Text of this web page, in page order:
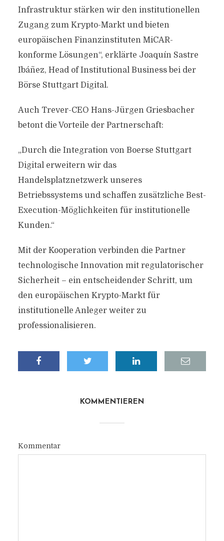
Infrastruktur stärken wir den institutionellen
Zugang zum Krypto-Markt und bieten
europäischen Finanzinstituten MiCAR-
konforme Lösungen“, erklärte Joaquín Sastre
Ibáñez, Head of Institutional Business bei der
Börse Stuttgart Digital.
Auch Trever-CEO Hans-Jürgen Griesbacher
betont die Vorteile der Partnerschaft:
„Durch die Integration von Boerse Stuttgart
Digital erweitern wir das
Handelsplatznetzwerk unseres
Betriebssystems und schaffen zusätzliche Best-
Execution-Möglichkeiten für institutionelle
Kunden.“
Mit der Kooperation verbinden die Partner
technologische Innovation mit regulatorischer
Sicherheit – ein entscheidender Schritt, um
den europäischen Krypto-Markt für
institutionelle Anleger weiter zu
professionalisieren.
KOMMENTIEREN
Kommentar